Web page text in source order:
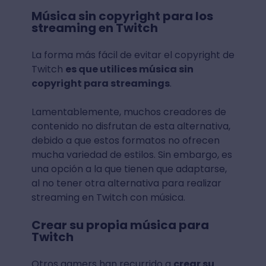
Música sin copyright para los
streaming en Twitch
La forma más fácil de evitar el copyright de
Twitch es que utilices música sin
copyright para streamings.
Lamentablemente, muchos creadores de
contenido no disfrutan de esta alternativa,
debido a que estos formatos no ofrecen
mucha variedad de estilos. Sin embargo, es
una opción a la que tienen que adaptarse,
al no tener otra alternativa para realizar
streaming en Twitch con música.
Crear su propia música para
Twitch